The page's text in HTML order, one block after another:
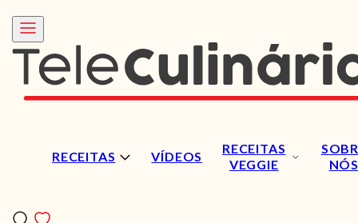
RECEITAS VÍDEOS
RECEITAS
VEGGIE
NÓS